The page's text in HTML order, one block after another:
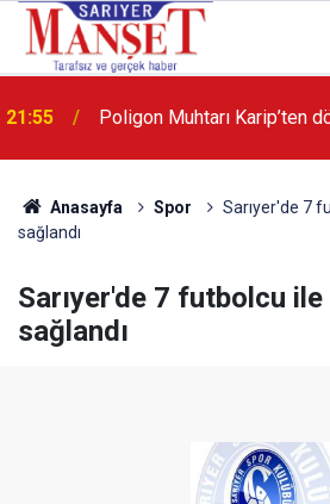
13:36 'Poligon'da İstanbul'a
Anasayfa Spor
Sarıyer'de 7
sağlandı
Sarıyer'de 7 futbolcu
sağlandı